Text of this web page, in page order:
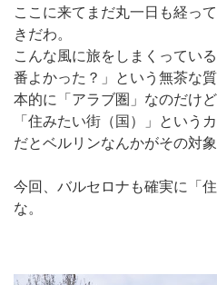
ここに来てまだ丸一日も経っ
きだわ。
こんな風に旅をしまくってい
番よかった？」という無茶な
本的に「アラブ圏」なのだけ
「住みたい街（国）」という
だとベルリンなんかがその対象
今回、バルセロナも確実に「
な。